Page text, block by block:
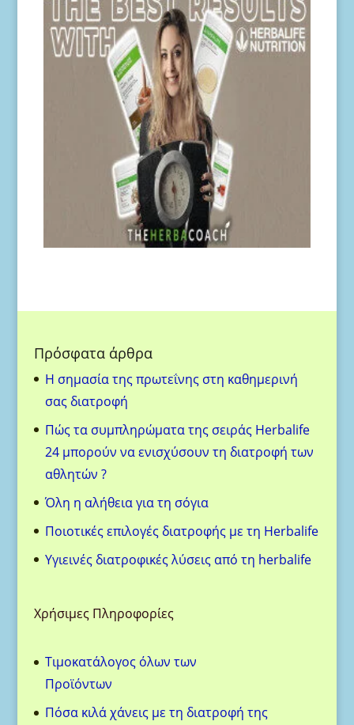
Πρόσφατα άρθρα
H σημασία της πρωτεΐνης στη καθημερινή
σας διατροφή
Πώς τα συμπληρώματα της σειράς Herbalife
24 μπορούν να ενισχύσουν τη διατροφή των
αθλητών ?
Όλη η αλήθεια για τη σόγια
Ποιοτικές επιλογές διατροφής με τη Herbalife
Υγιεινές διατροφικές λύσεις από τη herbalife
Χρήσιμες Πληροφορίες
Τιμοκατάλογος όλων των
Προϊόντων
Πόσα κιλά χάνεις με τη διατροφή της